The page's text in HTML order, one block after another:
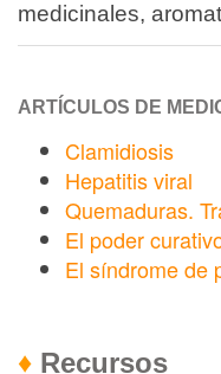
medicinales,
ARTÍCULOS DE
Clamidiosis
Hepatitis viral
Quemaduras.
El poder
El síndrome de
♦ Recursos